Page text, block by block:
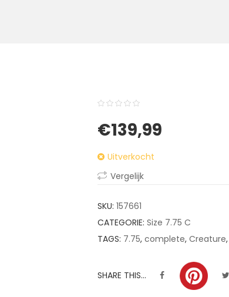
out
based
on
ratings
€139,99
Uitverkocht
Vergelijk
SKU: 157661
CATEGORIE: Size 7.75 C
TAGS: 7.75, complete, Creature,
SHARE THIS...